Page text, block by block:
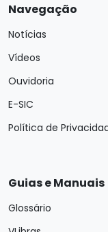
Navegação
Notícias
Vídeos
Ouvidoria
E-SIC
Política de
Guias e Manuais
Glossário